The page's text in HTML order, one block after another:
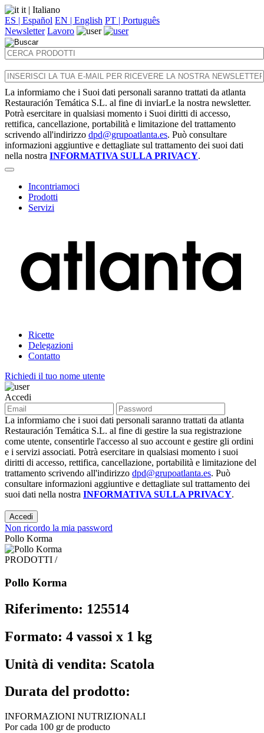
it | Italiano
ES | Español EN | English PT | Português
Newsletter Lavoro
La informiamo che i Suoi dati personali saranno trattati da atlanta
Restauración Temática S.L. al fine di inviarLe la nostra newsletter.
Potrà esercitare in qualsiasi momento i Suoi diritti di accesso,
rettifica, cancellazione, portabilità e limitazione del trattamento
scrivendo all'indirizzo dpd@grupoatlanta.es. Può consultare
informazioni aggiuntive e dettagliate sul trattamento dei suoi dati
nella nostra INFORMATIVA SULLA PRIVACY.
Incontriamoci
Prodotti
Servizi
Ricette
Delegazioni
Contatto
Richiedi il tuo nome utente
Accedi
La informiamo che i suoi dati personali saranno trattati da atlanta
Restauración Temática S.L. al fine di gestire la sua registrazione
come utente, consentirle l'accesso al suo account e gestire gli ordini
e i servizi associati. Potrà esercitare in qualsiasi momento i suoi
diritti di accesso, rettifica, cancellazione, portabilità e limitazione del
trattamento scrivendo all'indirizzo dpd@grupoatlanta.es. Può
consultare informazioni aggiuntive e dettagliate sul trattamento dei
suoi dati nella nostra INFORMATIVA SULLA PRIVACY.
Accedi
Non ricordo la mia password
Pollo Korma
PRODOTTI /
Pollo Korma
Riferimento: 125514
Formato: 4 vassoi x 1 kg
Unità di vendita: Scatola
Durata del prodotto:
INFORMAZIONI NUTRIZIONALI
Por cada 100 gr de producto